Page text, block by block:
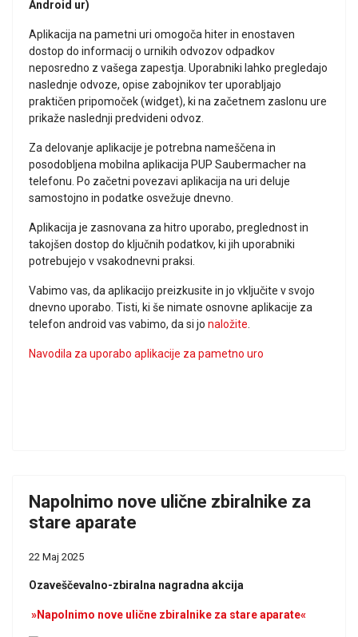
Android ur)
Aplikacija na pametni uri omogoča hiter in enostaven
dostop do informacij o urnikih odvozov odpadkov
neposredno z vašega zapestja. Uporabniki lahko pregledajo
naslednje odvoze, opise zabojnikov ter uporabljajo
praktičen pripomoček (widget), ki na začetnem zaslonu ure
prikaže naslednji predvideni odvoz.
Za delovanje aplikacije je potrebna nameščena in
posodobljena mobilna aplikacija PUP Saubermacher na
telefonu. Po začetni povezavi aplikacija na uri deluje
samostojno in podatke osvežuje dnevno.
Aplikacija je zasnovana za hitro uporabo, preglednost in
takojšen dostop do ključnih podatkov, ki jih uporabniki
potrebujejo v vsakodnevni praksi.
Vabimo vas, da aplikacijo preizkusite in jo vključite v svojo
dnevno uporabo. Tisti, ki še nimate osnovne aplikacije za
telefon android vas vabimo, da si jo naložite
Navodila za uporabo aplikacije za pametno uro
Napolnimo nove ulične zbiralnike za
stare aparate
22 Maj 2025
Ozaveščevalno-zbiralna nagradna akcija
»Napolnimo nove ulične zbiralnike za stare aparate«